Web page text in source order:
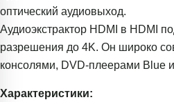
оптический аудиовыход.
Аудиоэкстрактор HDMI в HDMI
разрешения до 4K. Он широко
консолями, DVD-плеерами Blue и
Характеристики: